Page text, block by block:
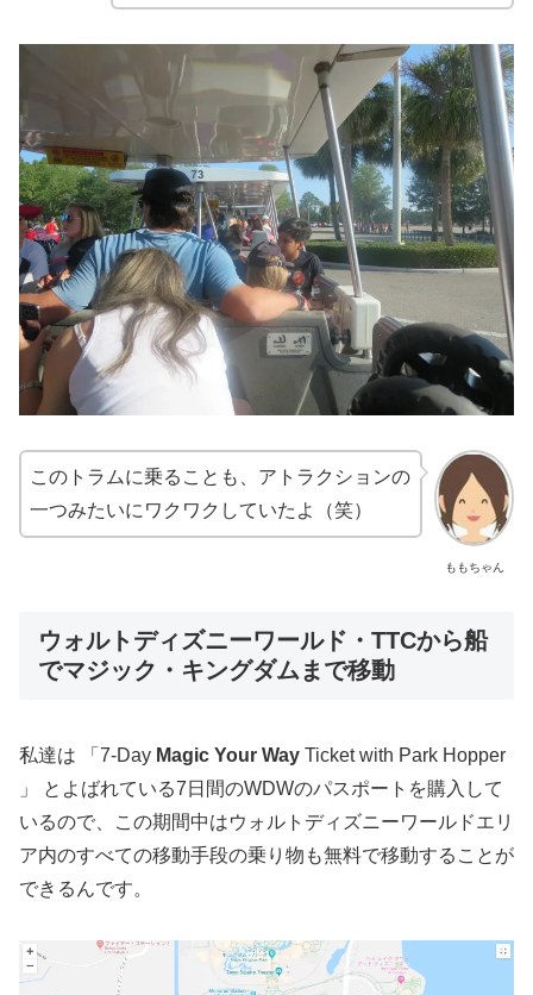
ももちゃん
このトラムに乗ることも、アトラクションの
一つみたいにワクワクしていたよ（笑）
ウォルトディズニーワールド・TTCから船
でマジック・キングダムまで移動
私達は 「7-Day Magic Your Way Ticket with Park Hopper
」 とよばれている7日間のWDWのパスポートを購入して
いるので、この期間中はウォルトディズニーワールドエリ
ア内のすべての移動手段の乗り物も無料で移動することが
できるんです。